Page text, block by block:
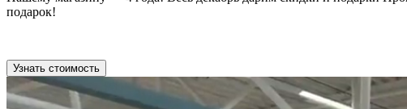
подарок!
Узнать стоимость